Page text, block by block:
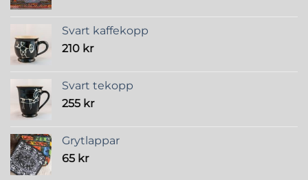
Svart kaffekopp
210 kr
Svart tekopp
255 kr
Grytlappar
65 kr